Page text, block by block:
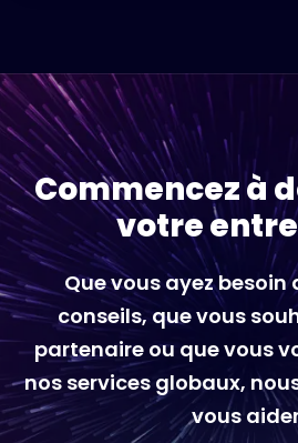
Commencez à
votre
Que vous ayez besoin
conseils, que vous
partenaire ou que vous
nos services globaux,
vous